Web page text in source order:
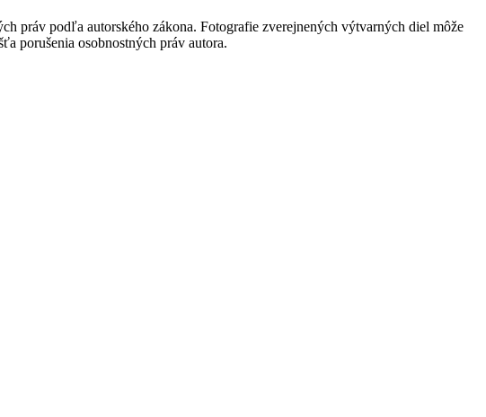
práv podľa autorského zákona. Fotografie zverejnených výtvarných diel môže
porušenia osobnostných práv autora.